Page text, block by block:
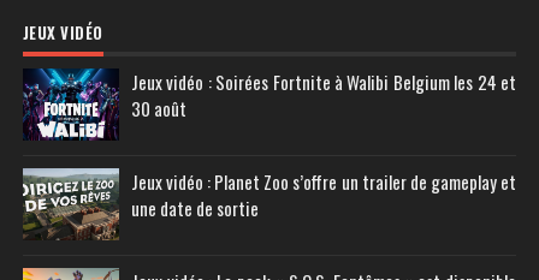
JEUX VIDÉO
Jeux vidéo : Soirées Fortnite à Walibi Belgium les 24 et
30 août
Jeux vidéo : Planet Zoo s’offre un trailer de gameplay et
une date de sortie